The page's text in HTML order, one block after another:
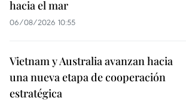
hacia el mar
06/08/2026 10:55
Vietnam y Australia avanzan hacia
una nueva etapa de cooperación
estratégica